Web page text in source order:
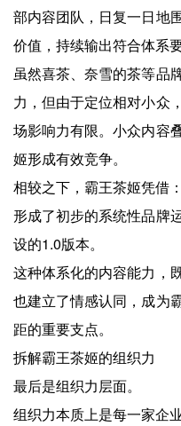
部内容团队，日复一日地
价值，持续输出符合体系
虽然喜茶、奈雪的茶等品
力，但由于定位相对小众
场影响力有限。小众内容
姬形成有效竞争。
相较之下，霸王茶姬凭借：
形成了初步的系统性品牌
设的1.0版本。
这种体系化的内容能力，
也建立了情感认同，成为
距的重要支点。
拆解霸王茶姬的组织力
最后是组织力层面。
组织力本质上是每一家企